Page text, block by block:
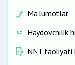
Ma’lumotlar
Haydovchilik
NNT faoliyati